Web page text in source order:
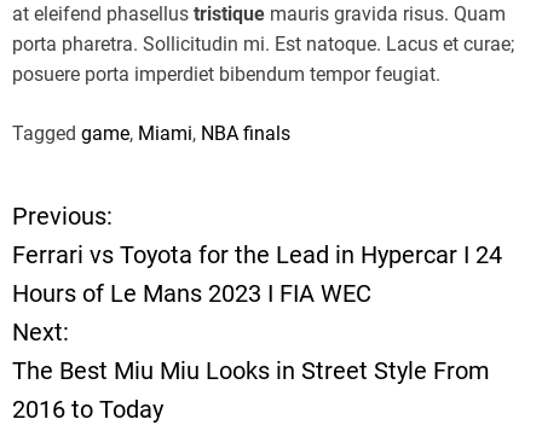
at eleifend phasellus tristique mauris gravida risus. Quam
porta pharetra. Sollicitudin mi. Est natoque. Lacus et curae;
posuere porta imperdiet bibendum tempor feugiat.
Tagged game, Miami, NBA finals
P
o
s
t
Previous:
Ferrari vs Toyota for the Lead in Hypercar I 24
Hours of Le Mans 2023 I FIA WEC
Next:
The Best Miu Miu Looks in Street Style From
2016 to Today